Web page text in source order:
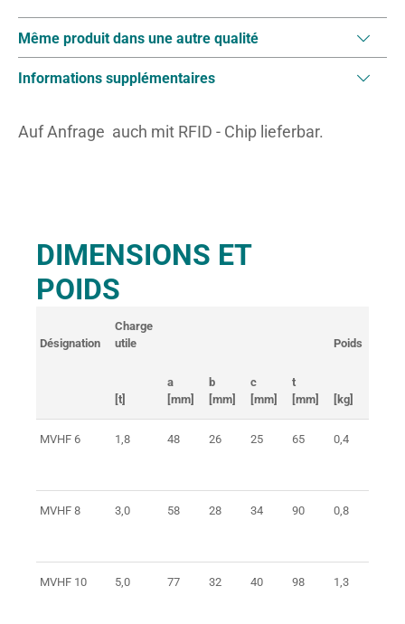
Même produit dans une autre qualité
Informations supplémentaires
Auf Anfrage auch mit RFID - Chip lieferbar.
DIMENSIONS ET
POIDS
Désignation
Charge
utile
Poids
[t]
a
[mm]
b
[mm]
c
[mm]
t
[mm]
[kg]
MVHF 6 1,8 48 26 25 65 0,4
MVHF 8 3,0 58 28 34 90 0,8
MVHF 10 5,0 77 32 40 98 1,3